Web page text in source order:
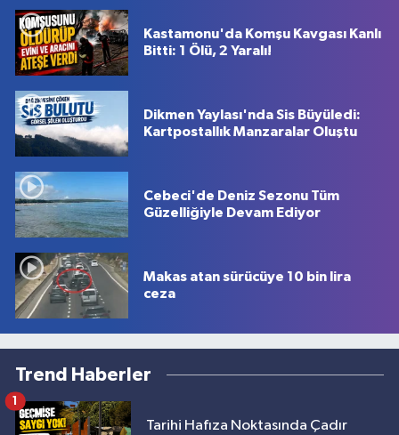
Kastamonu'da Komşu Kavgası Kanlı
Bitti: 1 Ölü, 2 Yaralı!
Dikmen Yaylası'nda Sis Büyüledi:
Kartpostallık Manzaralar Oluştu
Cebeci'de Deniz Sezonu Tüm
Güzelliğiyle Devam Ediyor
Makas atan sürücüye 10 bin lira
ceza
Trend Haberler
Tarihi Hafıza Noktasında Çadır
1